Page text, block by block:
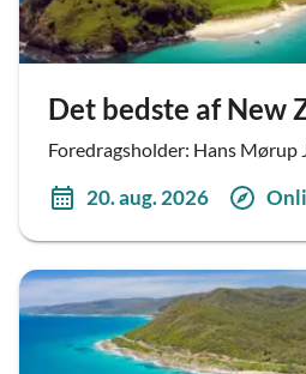
Det bedste af New
Foredragsholder: Hans Mørup
20. aug. 2026